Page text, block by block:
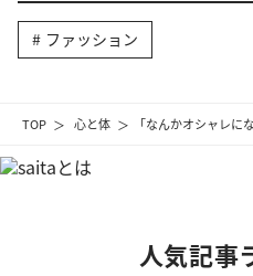
TOP 心と体 「なんかオシャレ
ファッション
人気記事